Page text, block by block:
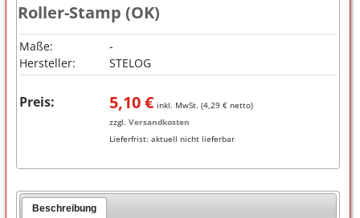
Roller-Stamp (OK)
Maße:
-
Hersteller:
STELOG
Preis: 5,10€ inkl. MwSt. (4,29€ netto)
zzgl. Versandkosten
Lieferfrist: aktuell nicht lieferbar
Beschreibung